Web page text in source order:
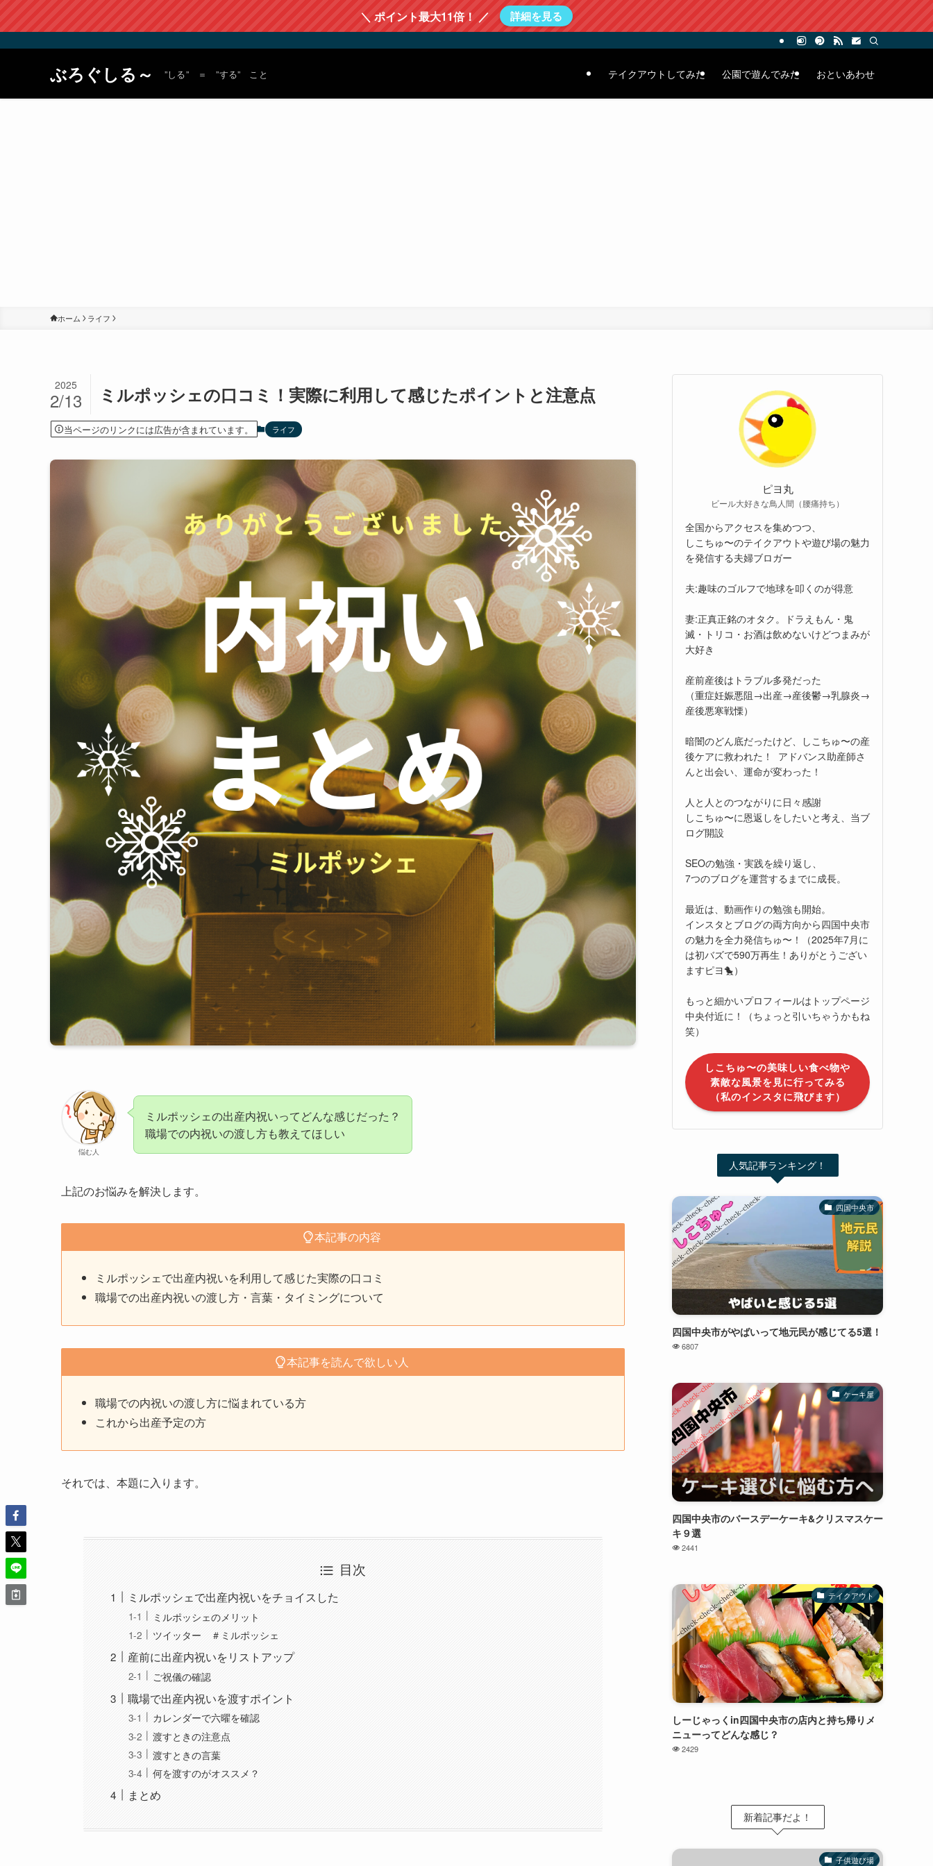
＼ ポイント最大11倍！ ／ 詳細を見る
ぶろぐしる～ ”しる” ＝ ”する” こと テイクアウトしてみた 公園で遊んでみた おといあわせ
ホーム ライフ
ミルポッシェの口コミ！実際に利用して感じたポイントと注意点
2025
2/13
当ページのリンクには広告が含まれています。 ライフ
悩む人
ミルポッシェの出産内祝いってどんな感じだった？
職場での内祝いの渡し方も教えてほしい
上記のお悩みを解決します。
本記事の内容
ミルポッシェで出産内祝いを利用して感じた実際の口コミ
職場での出産内祝いの渡し方・言葉・タイミングについて
本記事を読んで欲しい人
職場での内祝いの渡し方に悩まれている方
これから出産予定の方
それでは、本題に入ります。
目次
ミルポッシェで出産内祝いをチョイスした
ミルポッシェのメリット
ツイッター ＃ミルポッシェ
産前に出産内祝いをリストアップ
ご祝儀の確認
職場で出産内祝いを渡すポイント
カレンダーで六曜を確認
渡すときの注意点
渡すときの言葉
何を渡すのがオススメ？
まとめ
ピヨ丸
ビール大好きな鳥人間（腰痛持ち）
全国からアクセスを集めつつ、
しこちゅ〜のテイクアウトや遊び場の魅力
を発信する夫婦ブロガー
夫:趣味のゴルフで地球を叩くのが得意
妻:正真正銘のオタク。ドラえもん・鬼
滅・トリコ・お酒は飲めないけどつまみが
大好き
産前産後はトラブル多発だった
（重症妊娠悪阻→出産→産後鬱→乳腺炎→
産後悪寒戦慄）
暗闇のどん底だったけど、しこちゅ〜の産
後ケアに救われた！ アドバンス助産師さ
んと出会い、運命が変わった！
人と人とのつながりに日々感謝
しこちゅ〜に恩返しをしたいと考え、当ブ
ログ開設
SEOの勉強・実践を繰り返し、
7つのブログを運営するまでに成長。
最近は、動画作りの勉強も開始。
インスタとブログの両方向から四国中央市
の魅力を全力発信ちゅ〜！（2025年7月に
は初バズで590万再生！ありがとうござい
ますピヨ🐤）
もっと細かいプロフィールはトップページ
中央付近に！（ちょっと引いちゃうかもね
笑）
しこちゅ〜の美味しい食べ物や
素敵な風景を見に行ってみる
（私のインスタに飛びます）
人気記事ランキング！
四国中央市
四国中央市がやばいって地元民が感じてる5選！
6807
ケーキ屋
四国中央市のバースデーケーキ&クリスマスケー
キ９選
2441
テイクアウト
しーじゃっくin四国中央市の店内と持ち帰りメ
ニューってどんな感じ？
2429
新着記事だよ！
子供遊び場